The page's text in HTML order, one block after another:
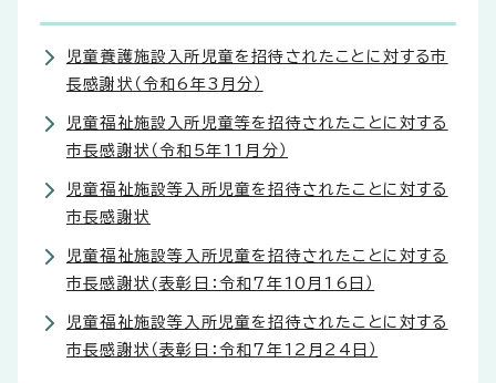
児童養護施設入所児童を招待されたことに対する市
長感謝状（令和6年3月分）
児童福祉施設入所児童等を招待されたことに対する
市長感謝状（令和5年11月分）
児童福祉施設等入所児童を招待されたことに対する
市長感謝状
児童福祉施設等入所児童を招待されたことに対する
市長感謝状(表彰日：令和7年10月16日）
児童福祉施設等入所児童を招待されたことに対する
市長感謝状（表彰日：令和7年12月24日）